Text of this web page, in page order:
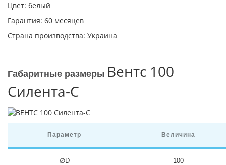
Цвет: белый
Гарантия: 60 месяцев
Страна производства: Украина
Габаритные размеры Вентс 100
Силента-С
Параметр Величина
∅D 100